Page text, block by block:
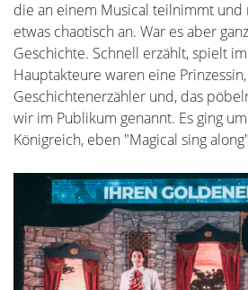
die an einem Musical teilnimmt und
etwas chaotisch an. War es aber
Geschichte. Schnell erzählt, spielt
Hauptakteure waren eine
Geschichtenerzähler und, das
wir im Publikum genannt. Es ging
Königreich, eben "Magical sing